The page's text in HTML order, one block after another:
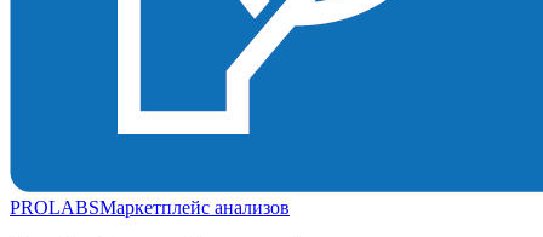
PROLABSМаркетплейс анализов